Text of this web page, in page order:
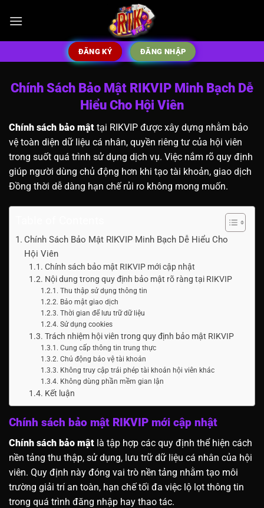
qua
ĐĂNG KÝ ĐĂNG NHẬP
Chính Sách Bảo Mật RIKVIP Minh Bạch Dễ
Hiểu Cho Hội Viên
Chính sách bảo mật tại RIKVIP được xây dựng nhằm bảo
vệ toàn diện dữ liệu cá nhân, quyền riêng tư của hội viên
trong suốt quá trình sử dụng dịch vụ. Việc nắm rõ quy định
giúp người dùng chủ động hơn khi tạo tài khoản, giao dịch
Đồng thời dễ dàng hạn chế rủi ro không mong muốn.
Chính Sách Bảo Mật RIKVIP Minh Bạch Dễ Hiểu Cho
Hội Viên
Chính sách bảo mật RIKVIP mới cập nhật
Nội dung trong quy định bảo mật rõ ràng tại RIKVIP
Thu thập sử dụng thông tin
Bảo mật giao dịch
Thời gian để lưu trữ dữ liệu
Sử dụng cookies
Trách nhiệm hội viên trong quy định bảo mật RIKVIP
Cung cấp thông tin trung thực
Chủ động bảo vệ tài khoản
Không truy cập trái phép tài khoản hội viên khác
Không dùng phần mềm gian lận
Kết luận
Chính sách bảo mật RIKVIP mới cập nhật
Chính sách bảo mật là tập hợp các quy định thể hiện cách
nền tảng thu thập, sử dụng, lưu trữ dữ liệu cá nhân của hội
viên. Quy định này đóng vai trò nền tảng nhằm tạo môi
trường giải trí an toàn, hạn chế tối đa việc lộ lọt thông tin
trong quá trình đăng nhập hay thao tác.